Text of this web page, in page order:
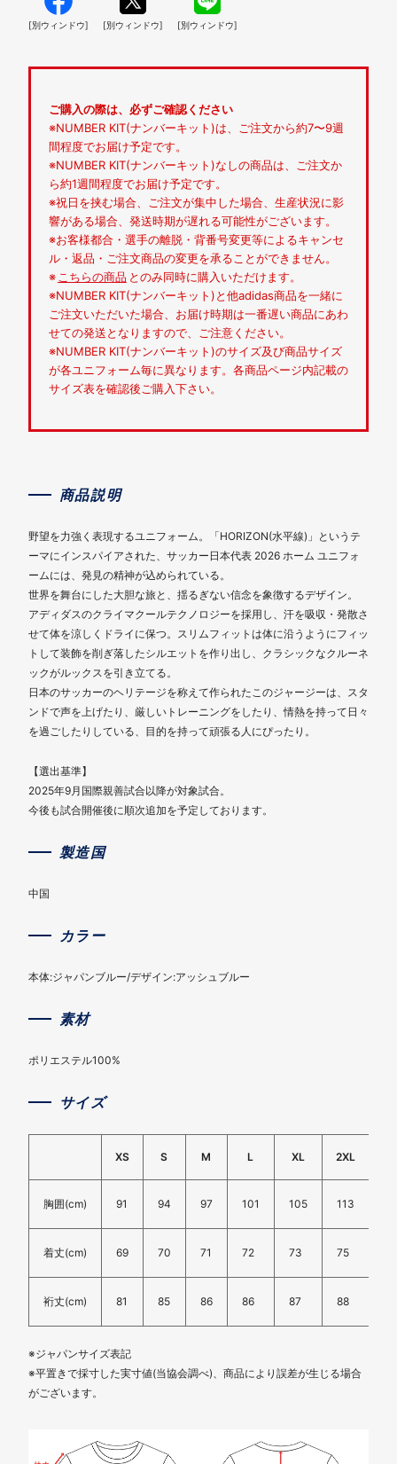
[別ウィンドウ] [別ウィンドウ] [別ウィンドウ]
ご購入の際は、必ずご確認ください
※NUMBER KIT(ナンバーキット)は、ご注文から約7〜9週
間程度でお届け予定です。
※NUMBER KIT(ナンバーキット)なしの商品は、ご注文か
ら約1週間程度でお届け予定です。
※祝日を挟む場合、ご注文が集中した場合、生産状況に影
響がある場合、発送時期が遅れる可能性がございます。
※お客様都合・選手の離脱・背番号変更等によるキャンセ
ル・返品・ご注文商品の変更を承ることができません。
※ こちらの商品 とのみ同時に購入いただけます。
※NUMBER KIT(ナンバーキット)と他adidas商品を一緒に
ご注文いただいた場合、お届け時期は一番遅い商品にあわ
せての発送となりますので、ご注意ください。
※NUMBER KIT(ナンバーキット)のサイズ及び商品サイズ
が各ユニフォーム毎に異なります。各商品ページ内記載の
サイズ表を確認後ご購入下さい。
商品説明
野望を力強く表現するユニフォーム。「HORIZON(水平線)」というテ
ーマにインスパイアされた、サッカー日本代表 2026 ホーム ユニフォ
ームには、発見の精神が込められている。
世界を舞台にした大胆な旅と、揺るぎない信念を象徴するデザイン。
アディダスのクライマクールテクノロジーを採用し、汗を吸収・発散さ
せて体を涼しくドライに保つ。スリムフィットは体に沿うようにフィッ
トして装飾を削ぎ落したシルエットを作り出し、クラシックなクルーネ
ックがルックスを引き立てる。
日本のサッカーのヘリテージを称えて作られたこのジャージーは、スタ
ンドで声を上げたり、厳しいトレーニングをしたり、情熱を持って日々
を過ごしたりしている、目的を持って頑張る人にぴったり。
【選出基準】
2025年9月国際親善試合以降が対象試合。
今後も試合開催後に順次追加を予定しております。
製造国
中国
カラー
本体:ジャパンブルー/デザイン:アッシュブルー
素材
ポリエステル100%
サイズ
XS S M L XL 2XL
胸囲(cm) 91 94 97 101 105 113
着丈(cm) 69 70 71 72 73 75
裄丈(cm) 81 85 86 86 87 88
※ジャパンサイズ表記
※平置きで採寸した実寸値(当協会調べ)、商品により誤差が生じる場合
がございます。